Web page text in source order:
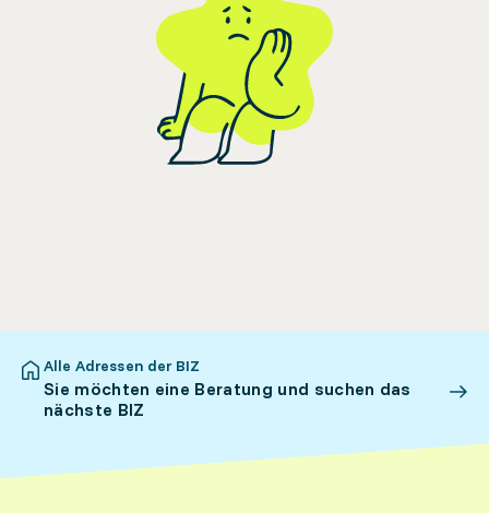
Alle Adressen der BIZ
Sie möchten eine Beratung und suchen das
nächste BIZ